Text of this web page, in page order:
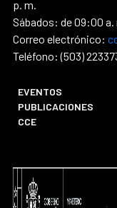
p. m.
Sábados: de 09:00 a.
Correo electrónico:
Teléfono: (503)
EVENTOS
PUBLICACIONES
CCE